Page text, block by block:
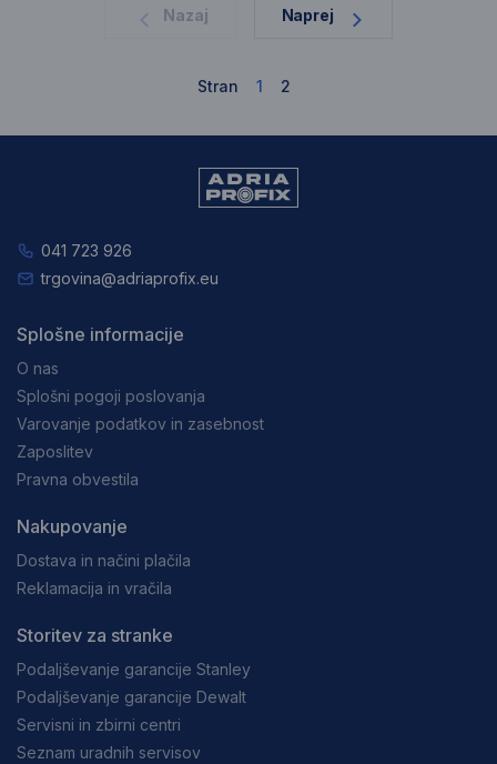
Nazaj Naprej
Stran 1 2
041 723 926
trgovina@adriaprofix.eu
Splošne informacije
O nas
Splošni pogoji poslovanja
Varovanje podatkov in zasebnost
Zaposlitev
Pravna obvestila
Nakupovanje
Dostava in načini plačila
Reklamacija in vračila
Storitev za stranke
Podaljševanje garancije Stanley
Podaljševanje garancije Dewalt
Servisni in zbirni centri
Seznam uradnih servisov